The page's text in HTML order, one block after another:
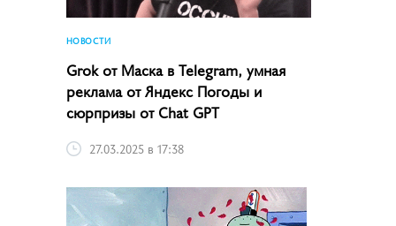
НОВОСТИ
Grok от Маска в Telegram, умная
реклама от Яндекс Погоды и
сюрпризы от Chat GPT
27.03.2025 в 17:38